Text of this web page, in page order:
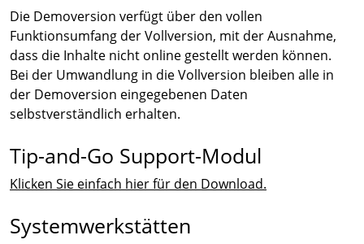
Die Demoversion verfügt über den vollen
Funktionsumfang der Vollversion, mit der Ausnahme,
dass die Inhalte nicht online gestellt werden können.
Bei der Umwandlung in die Vollversion bleiben alle in
der Demoversion eingegebenen Daten
selbstverständlich erhalten.
Tip-and-Go Support-Modul
Klicken Sie einfach hier für den Download.
Systemwerkstätten